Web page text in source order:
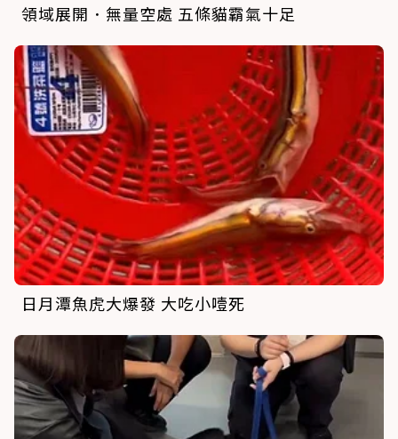
領域展開．無量空處 五條貓霸氣十足
日月潭魚虎大爆發 大吃小噎死